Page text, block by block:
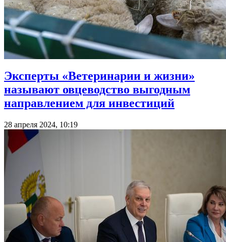
Эксперты «Ветеринарии и жизни»
называют овцеводство выгодным
направлением для инвестиций
28 апреля 2024, 10:19